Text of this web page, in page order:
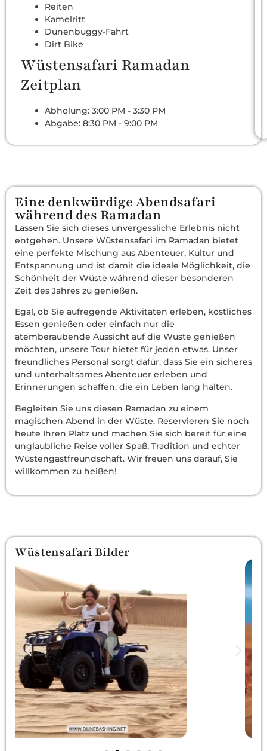
Reiten
Kamelritt
Dünenbuggy-Fahrt
Dirt Bike
Wüstensafari Ramadan
Zeitplan
Abholung: 3:00 PM - 3:30 PM
Abgabe: 8:30 PM - 9:00 PM
Eine denkwürdige Abendsafari
während des Ramadan
Lassen Sie sich dieses unvergessliche Erlebnis nicht
entgehen. Unsere Wüstensafari im Ramadan bietet
eine perfekte Mischung aus Abenteuer, Kultur und
Entspannung und ist damit die ideale Möglichkeit, die
Schönheit der Wüste während dieser besonderen
Zeit des Jahres zu genießen.
Egal, ob Sie aufregende Aktivitäten erleben, köstliches
Essen genießen oder einfach nur die
atemberaubende Aussicht auf die Wüste genießen
möchten, unsere Tour bietet für jeden etwas. Unser
freundliches Personal sorgt dafür, dass Sie ein sicheres
und unterhaltsames Abenteuer erleben und
Erinnerungen schaffen, die ein Leben lang halten.
Begleiten Sie uns diesen Ramadan zu einem
magischen Abend in der Wüste. Reservieren Sie noch
heute Ihren Platz und machen Sie sich bereit für eine
unglaubliche Reise voller Spaß, Tradition und echter
Wüstengastfreundschaft. Wir freuen uns darauf, Sie
willkommen zu heißen!
Wüstensafari Bilder